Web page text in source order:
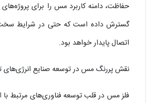
حفاظت، دامنه کاربرد مس را برای پروژه‌های
گسترش داده است که حتی در شرایط سخت
اتصال پایدار خواهد بود.
نقش پررنگ مس در توسعه صنایع انرژی‌های
فلز مس در قلب توسعه فناوری‌های مرتبط با